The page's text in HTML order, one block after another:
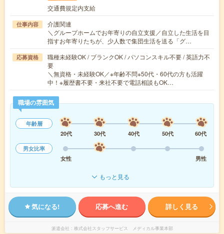
交通費規定内支給
仕事内容
介護関連
＼グループホームでお年寄りの自立支援／自立した生活を目
指すお年寄りたちが、少人数で集団生活を送る「グ…
応募資格
職種未経験OK / ブランクOK / パソコンスキル不要 / 英語力不
要
＼無資格・未経験OK／※年齢不問※50代・60代の方も活躍
中！※履歴書不要・来社不要で電話相談もOK…
職場の雰囲気
年齢層
20代
30代 40代 50代
60代
男女比率
女性
男性
もっと見る
気になる! 応募へ進む 詳しく見る
派遣会社 株式会社スタッフサービス メディカル事業本部